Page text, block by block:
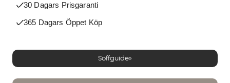
30 Dagars Prisgaranti
365 Dagars Öppet Köp
Soffguide»